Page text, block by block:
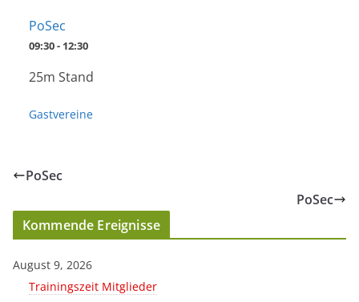
PoSec
09:30 - 12:30
25m Stand
Gastvereine
PoSec
PoSec
Kommende Ereignisse
August 9, 2026
Trainingszeit Mitglieder